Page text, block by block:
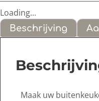
Loading...
Beschrijving
Maak uw